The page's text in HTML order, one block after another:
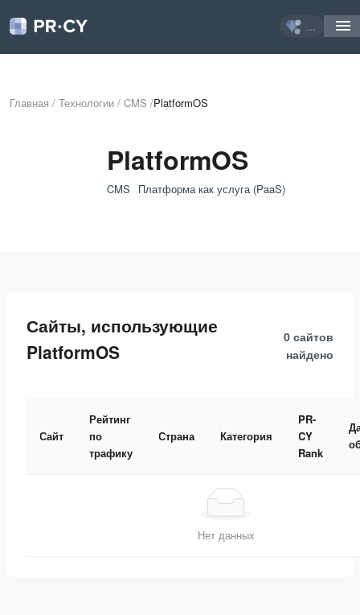
...
Главная / Технологии / CMS /PlatformOS
PlatformOS
CMS Платформа как услуга (PaaS)
Сайты, использующие
PlatformOS
0 сайтов
найдено
Сайт
Рейтинг
по
трафику
Страна Категория
PR-
CY
Rank
Нет данных